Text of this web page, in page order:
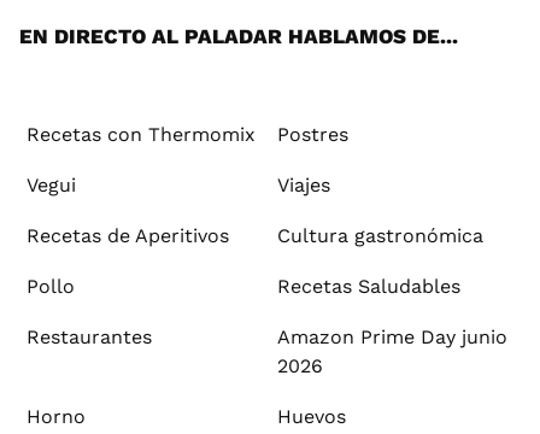
EN DIRECTO AL PALADAR HABLAMOS DE...
Recetas con Thermomix Postres
Vegui Viajes
Recetas de Aperitivos Cultura gastronómica
Pollo Recetas Saludables
Restaurantes
Amazon Prime Day junio
2026
Horno Huevos